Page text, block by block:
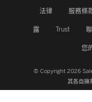
法律 服務條
露 Trust
您
© Copyright 2026
其各自擁